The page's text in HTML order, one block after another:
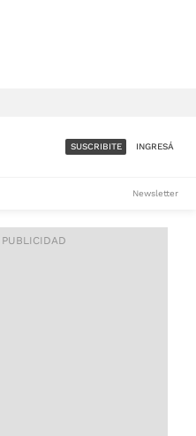
FULL - $1.800/MES
SUSCRIBITE INGRESÁ
Newsletter